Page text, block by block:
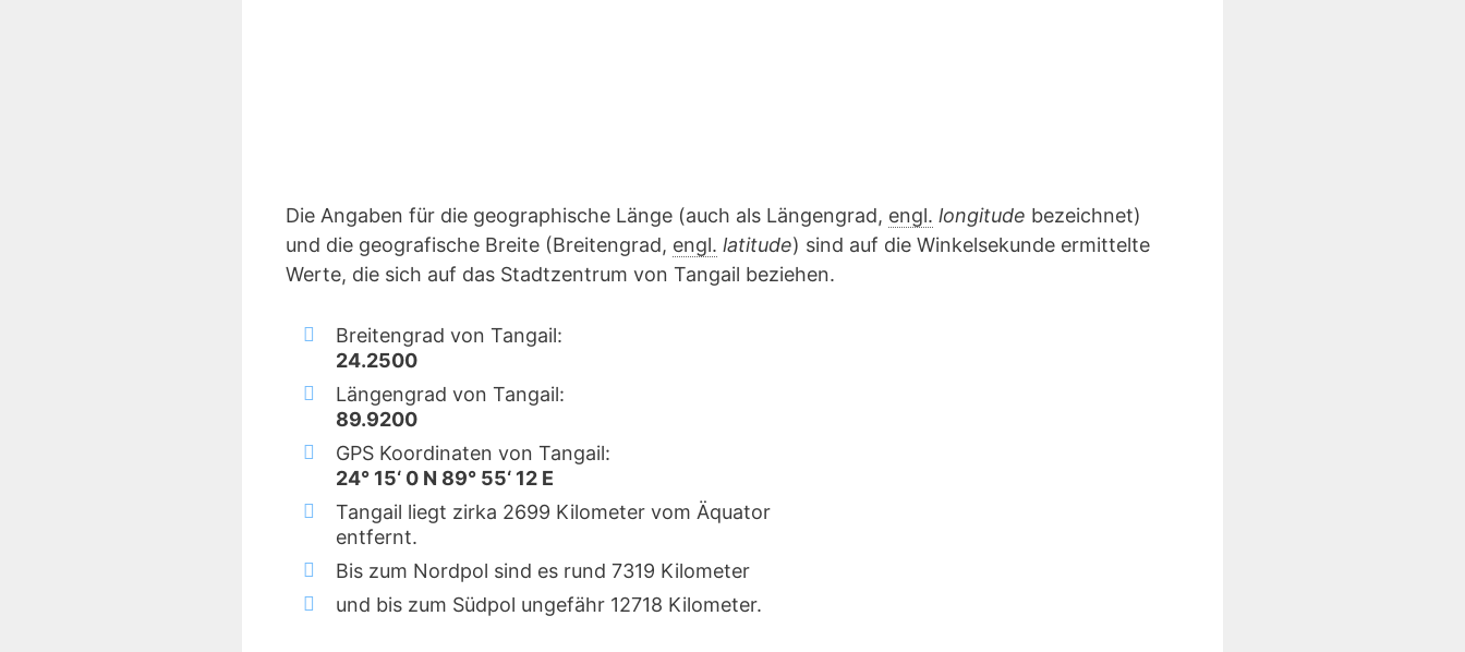
Die Angaben für die geographische Länge (auch als Längengrad, engl. longitude bezeichnet)
und die geografische Breite (Breitengrad, engl. latitude) sind auf die Winkelsekunde ermittelte
Werte, die sich auf das Stadtzentrum von Tangail beziehen.
Breitengrad von Tangail:
24.2500
Längengrad von Tangail:
89.9200
GPS Koordinaten von Tangail:
24° 15‘ 0 N 89° 55‘ 12 E
Tangail liegt zirka 2699 Kilometer vom Äquator
entfernt.
Bis zum Nordpol sind es rund 7319 Kilometer
und bis zum Südpol ungefähr 12718 Kilometer.